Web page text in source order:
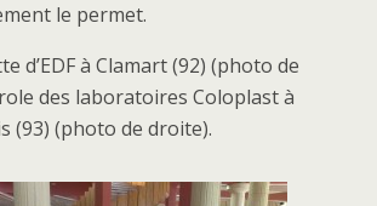
le permet.
d’EDF à Clamart (92) (photo de
des laboratoires Coloplast à
(93) (photo de droite).